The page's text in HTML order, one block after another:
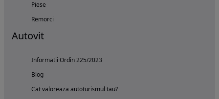
Piese
Remorci
Autovit
Informatii Ordin 225/2023
Blog
Cat valoreaza autoturismul tau?